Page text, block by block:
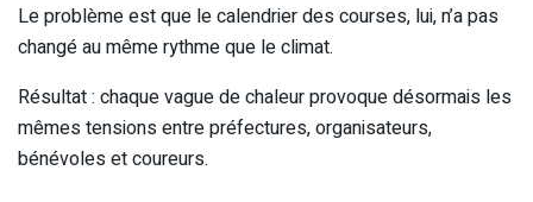
Le problème est que le calendrier des courses, lui, n’a pas
changé au même rythme que le climat.
Résultat : chaque vague de chaleur provoque désormais les
mêmes tensions entre préfectures, organisateurs,
bénévoles et coureurs.